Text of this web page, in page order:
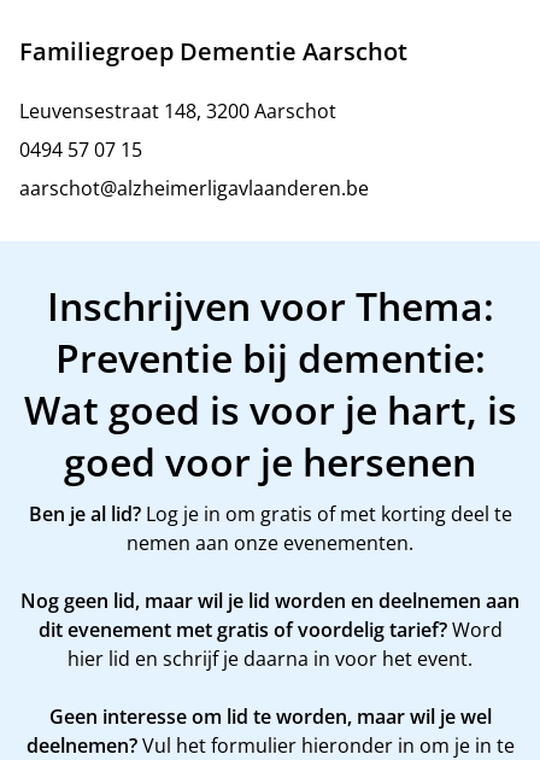
Familiegroep Dementie Aarschot
Leuvensestraat 148, 3200 Aarschot
0494 57 07 15
aarschot@alzheimerligavlaanderen.be
Inschrijven voor Thema:
Preventie bij dementie:
Wat goed is voor je hart, is
goed voor je hersenen
Ben je al lid?Log je in om gratis of met korting deel te
nemen aan onze evenementen.
Nog geen lid, maar wil je lid worden en deelnemen aan
dit evenement met gratis of voordelig tarief?Word
hier lid en schrijf je daarna in voor het event.
Geen interesse om lid te worden, maar wil je wel
deelnemen?Vul het formulier hieronder in om je in te